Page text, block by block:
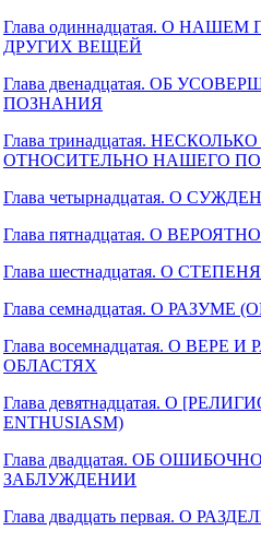
Глава одиннадцатая. О
ДРУГИХ ВЕЩЕЙ
Глава двенадцатая. ОБ
ПОЗНАНИЯ
Глава тринадцатая.
ОТНОСИТЕЛЬНО НАШЕГО
Глава четырнадцатая. О
Глава пятнадцатая. О
Глава шестнадцатая. О
Глава семнадцатая. О РАЗУМЕ
Глава восемнадцатая. О
ОБЛАСТЯХ
Глава девятнадцатая. О
ENTHUSIASM)
Глава двадцатая. ОБ
ЗАБЛУЖДЕНИИ
Глава двадцать первая. О